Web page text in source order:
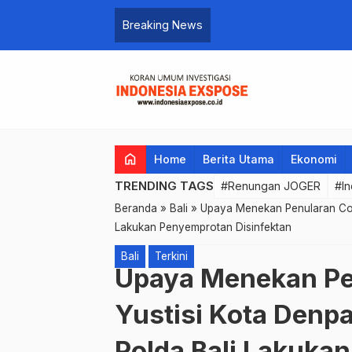
Breaking News
home Home Berita Utama Ekonomi
TRENDING TAGS #Renungan JOGER
Beranda » Bali » Upaya Menekan Penularan
Lakukan Penyemprotan Disinfektan
Bali Terkini
Upaya Menekan
Yustisi Kota